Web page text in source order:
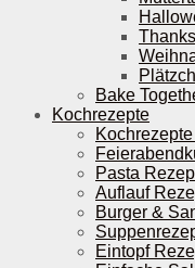
Bake
Kochrezepte
Pasta
Auflauf
Burger &
Eintopf